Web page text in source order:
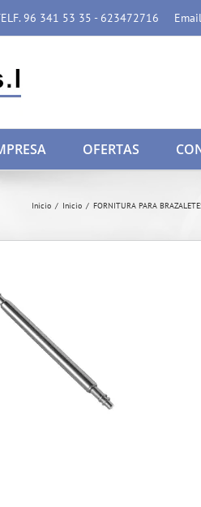
96 341 53 35 - 623472716
OFERTAS
Inicio / Inicio / FORNITURA PARA